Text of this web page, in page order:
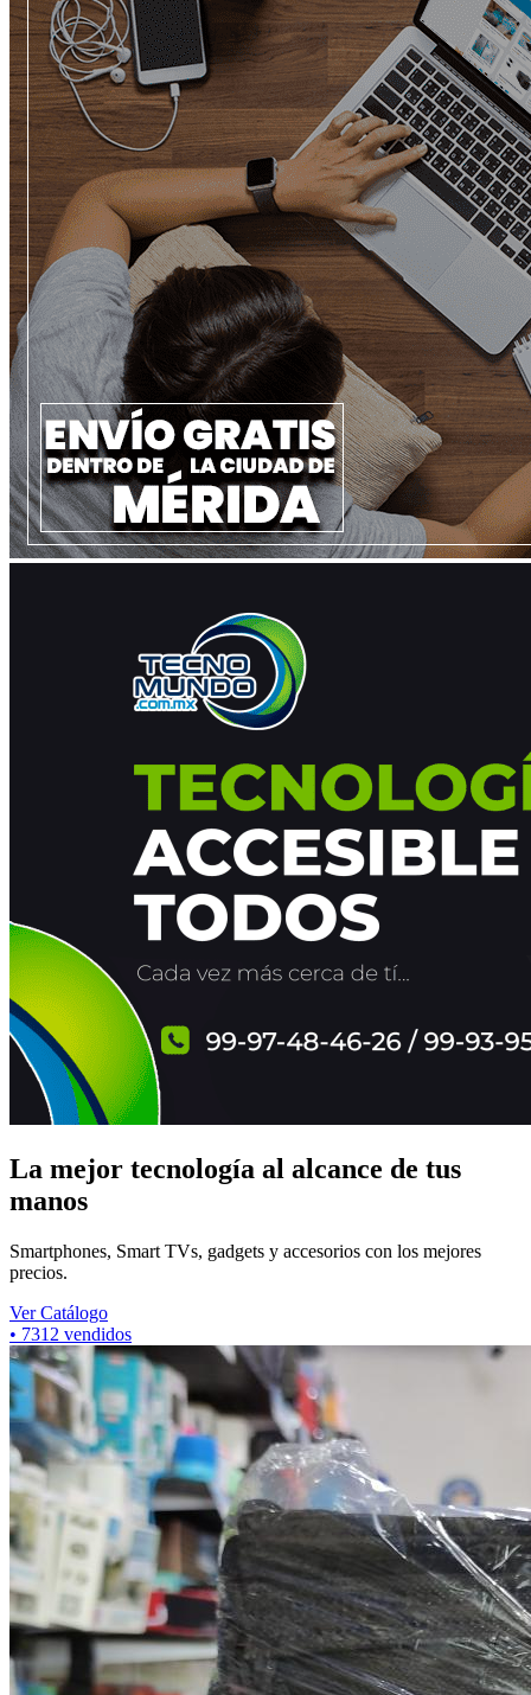
La mejor tecnología al alcance de tus
manos
Smartphones, Smart TVs, gadgets y accesorios con los mejores
precios.
Ver Catálogo
• 7312 vendidos